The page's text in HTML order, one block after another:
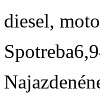
diesel,
Spotreba
Najazdené